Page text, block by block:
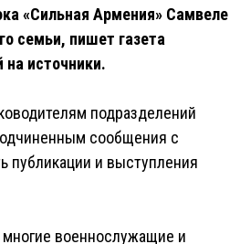
«Сильная Армения» Самвеле
семьи, пишет газета
на источники.
подразделений
сообщения с
публикации и выступления
многие военнослужащие и